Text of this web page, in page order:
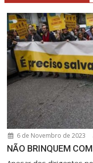
6 de Novembro de 2023
NÃO BRINQUEM